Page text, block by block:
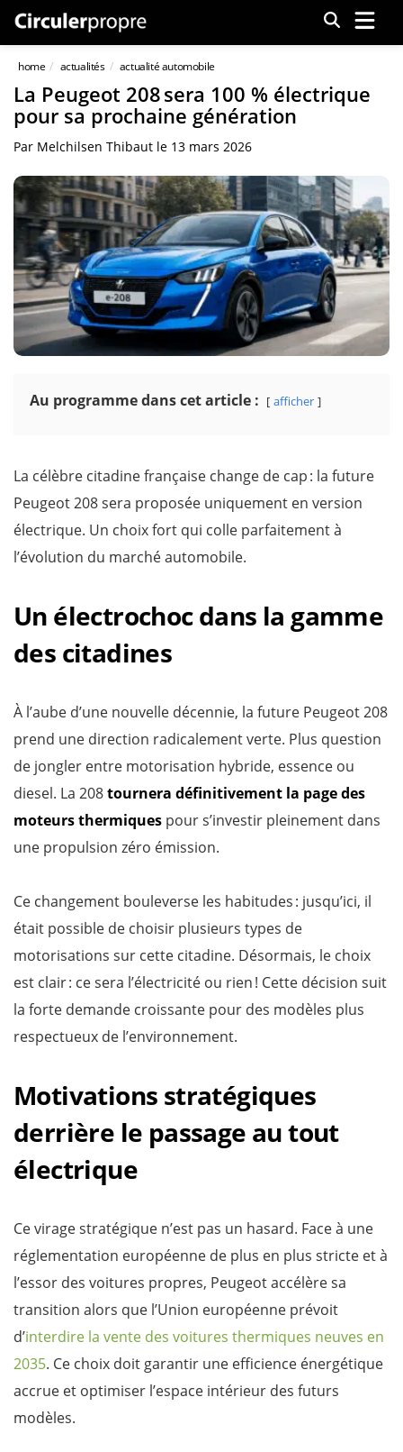
Menu
home actualités actualité automobile
La Peugeot 208 sera 100 % électrique
pour sa prochaine génération
Par Melchilsen Thibaut le 13 mars 2026
Au programme dans cet article : afficher
La célèbre citadine française change de cap : la future
Peugeot 208 sera proposée uniquement en version
électrique. Un choix fort qui colle parfaitement à
l’évolution du marché automobile.
Un électrochoc dans la gamme
des citadines
À l’aube d’une nouvelle décennie, la future Peugeot 208
prend une direction radicalement verte. Plus question
de jongler entre motorisation hybride, essence ou
diesel. La 208tournera définitivement la page des
moteurs thermiques pour s’investir pleinement dans
une propulsion zéro émission.
Ce changement bouleverse les habitudes : jusqu’ici, il
était possible de choisir plusieurs types de
motorisations sur cette citadine. Désormais, le choix
est clair : ce sera l’électricité ou rien ! Cette décision suit
la forte demande croissante pour des modèles plus
respectueux de l’environnement.
Motivations stratégiques
derrière le passage au tout
électrique
Ce virage stratégique n’est pas un hasard. Face à une
réglementation européenne de plus en plus stricte et à
l’essor des voitures propres, Peugeot accélère sa
transition alors que l’Union européenne prévoit
d’interdire la vente des voitures thermiques neuves en
2035. Ce choix doit garantir une efficience énergétique
accrue et optimiser l’espace intérieur des futurs
modèles.